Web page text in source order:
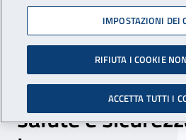
Inail Toscana e
commercio di
impegno
salute e
IMPOSTAZIONI DEI
RIFIUTA I COOKIE
ACCETTA TUTTI I